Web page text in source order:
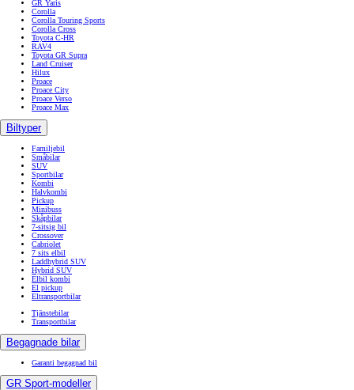
GR Yaris
Corolla
Corolla Touring Sports
Corolla Cross
Toyota C-HR
RAV4
Toyota GR Supra
Land Cruiser
Hilux
Proace
Proace City
Proace Verso
Proace Max
Biltyper
Familjebil
Småbilar
SUV
Sportbilar
Kombi
Halvkombi
Pickup
Minibuss
Skåpbilar
7-sitsig bil
Crossover
Cabriolet
7 sits elbil
Laddhybrid SUV
Hybrid SUV
Elbil kombi
El pickup
Eltransportbilar
Tjänstebilar
Transportbilar
Begagnade bilar
Garanti begagnad bil
GR Sport-modeller